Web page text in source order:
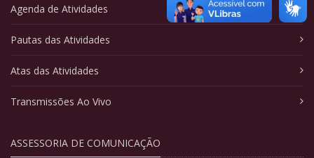
Agenda de Atividades
Pautas das Atividades
Atas das Atividades
Transmissões Ao Vivo
ASSESSORIA DE COMUNICAÇÃO